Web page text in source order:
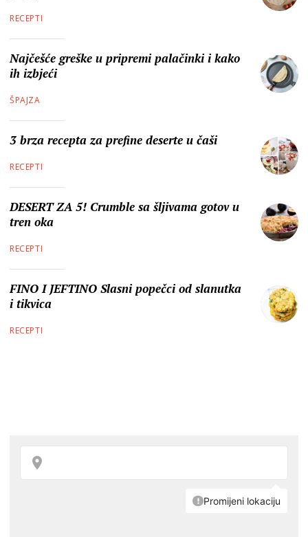
RECEPTI
Najčešće greške u pripremi palačinki i kako
ih izbjeći
ŠPAJZA
3 brza recepta za prefine deserte u čaši
RECEPTI
DESERT ZA 5! Crumble sa šljivama gotov u
tren oka
RECEPTI
FINO I JEFTINO Slasni popečci od slanutka
i tikvica
RECEPTI